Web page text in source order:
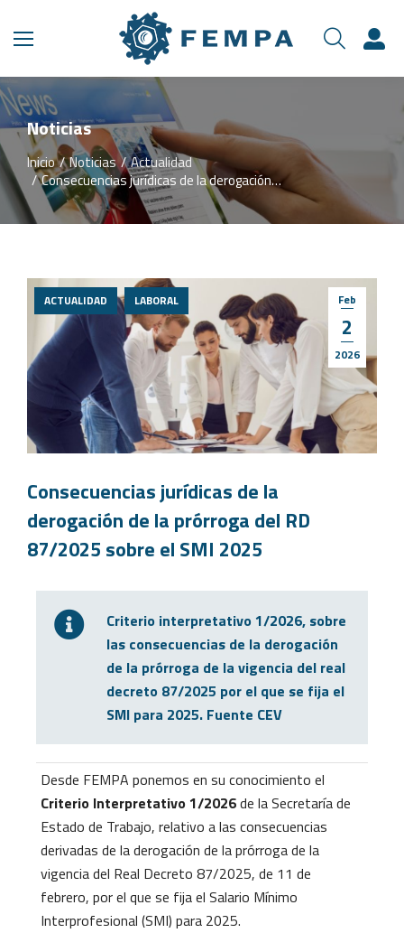
Noticias
Estás aquí:
Inicio Noticias
Actualidad
Consecuencias jurídicas de la derogación…
Feb
2
2026
ACTUALIDAD LABORAL
Consecuencias jurídicas de la
derogación de la prórroga del RD
87/2025 sobre el SMI 2025
Criterio interpretativo 1/2026, sobre
las consecuencias de la derogación
de la prórroga de la vigencia del real
decreto 87/2025 por el que se fija el
SMI para 2025. Fuente CEV
Desde FEMPA ponemos en su conocimiento el
Criterio Interpretativo 1/2026de la Secretaría de
Estado de Trabajo, relativo a las consecuencias
derivadas de la derogación de la prórroga de la
vigencia del Real Decreto 87/2025, de 11 de
febrero, por el que se fija el Salario Mínimo
Interprofesional (SMI) para 2025.